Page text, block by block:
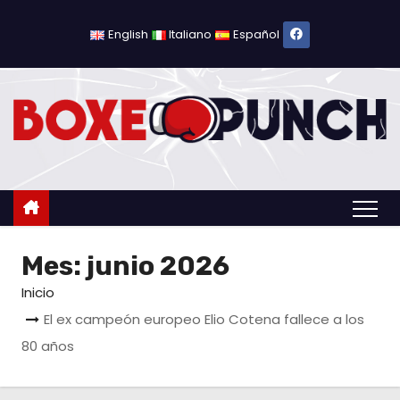
l
d
English Italiano Español
Mes: junio 2026
Inicio
El ex campeón europeo Elio Cotena fallece a los
80 años